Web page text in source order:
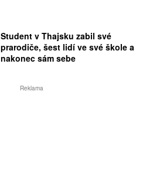
Student v Thajsku zabil své
prarodiče, šest lidí ve své škole a
nakonec sám sebe
Reklama